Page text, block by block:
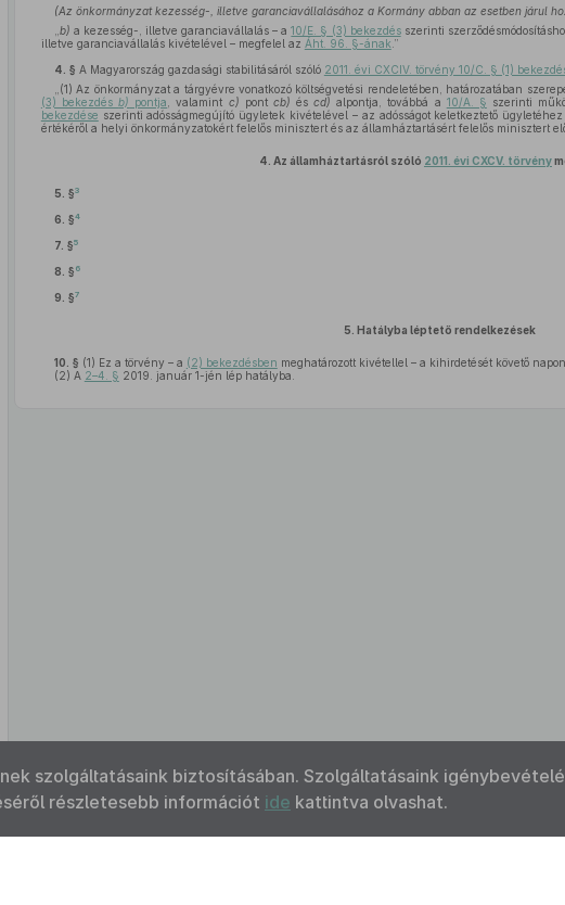
(Az önkormányzat kezesség-, illetve garanciavállalásához a Kormány abban az esetben járul
b) a kezesség-, illetve garanciavállalás – a10/E. § (3) bekezdésszerinti
illetve garanciavállalás kivételével – megfelel az Áht. 96. §-ának .”
4. § A Magyarország gazdasági stabilitásáról szóló 2011. évi CXCIV. törvény 10/C. § (1)
„(1) Az önkormányzat a tárgyévre vonatkozó költségvetési rendeletében, határozatában
(3) bekezdésb) pontja , valamint c) pont cb) éscd) alpontja, továbbá a 10/A. § szerinti
bekezdése szerinti adósságmegújító ügyletek kivételével – az adósságot keletkeztető
értékéről a helyi önkormányzatokért felelős minisztert és az államháztartásért felelős minisztert
4. Az államháztartásról szóló 2011. évi CXCV. törvény
5. §3
6. §4
7. §5
8. § 6
9. §7
5. Hatályba léptető rendelkezések
10. § (1) Ez a törvény – a (2) bekezdésben meghatározott kivétellel – a kihirdetését követő
(2) A 2–4. § 2019. január 1-jén lép hatályba.
szolgáltatásaink biztosításában. Szolgáltatásaink
részletesebb információt ide kattintva olvashat.